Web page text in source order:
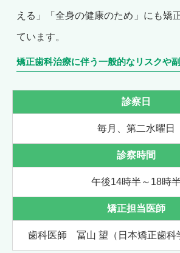
える」「全身の健康のため」にも矯
ています。
矯正歯科治療に伴う一般的なリスクや
診察日
毎月、第二水曜日
診察時間
午後14時半～18時
矯正担当医師
歯科医師 冨山 望 （日本矯正歯